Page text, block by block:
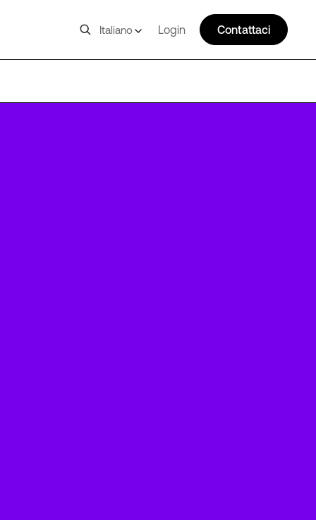
Italiano Login Contattaci
LHR26